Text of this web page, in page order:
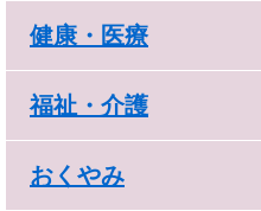
健康・医療
福祉・介護
おくやみ